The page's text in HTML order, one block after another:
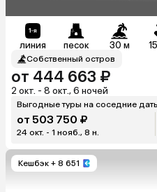
линия песок 30 м
Собственный остров
от 444 663 ₽
2 окт. - 8 окт., 6 ночей
Выгодные туры на соседние
от 503 750 ₽
24 окт. - 1 нояб., 8 н.
Кешбэк + 8 651